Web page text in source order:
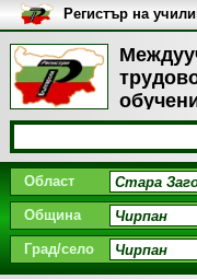
Град
Регистър на
университетите в
Област
Община
Град/село